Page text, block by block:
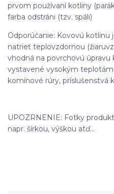
prvom používaní kotliny
farba odstráni (tzv. spáli)
Odporúčanie: Kovovú
natrieť teplovzdornou
vhodná na povrchovú
vystavené vysokým
komínové rúry, príslušenstvá
UPOZRNENIE: Fotky
napr. šírkou, výškou atď...